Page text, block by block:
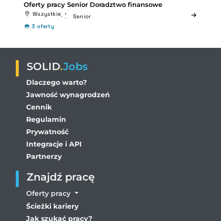
Oferty pracy Senior Doradztwo finansowe
Wszystkie
Senior
3 oferty
SOLID.Jobs
Dlaczego warto?
Jawność wynagrodzeń
Cennik
Regulamin
Prywatność
Integracje i API
Partnerzy
Znajdź pracę
Oferty pracy
Ścieżki kariery
Jak szukać pracy?